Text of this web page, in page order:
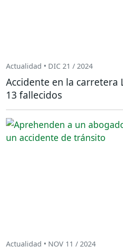
Actualidad • DIC 21 / 2024
Accidente en la carretera
13 fallecidos
Actualidad • NOV 11 / 2024